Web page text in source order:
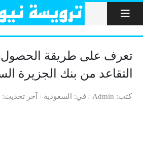
التخطي إلى المحتوى
تعرف على طريقة
التقاعد من بنك الجزيرة
كتب Admin في السعودية آخر تحديث